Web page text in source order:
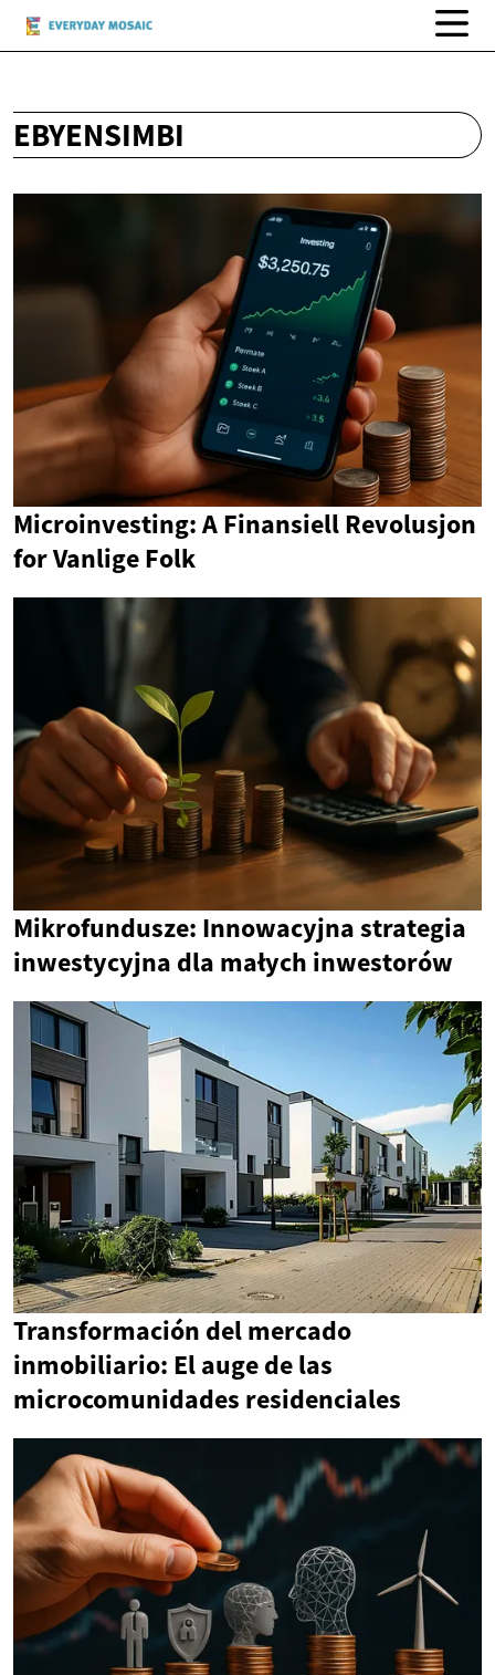
EBYENSIMBI
Microinvesting: A Finansiell Revolusjon
for Vanlige Folk
Mikrofundusze: Innowacyjna strategia
inwestycyjna dla małych inwestorów
Transformación del mercado
inmobiliario: El auge de las
microcomunidades residenciales